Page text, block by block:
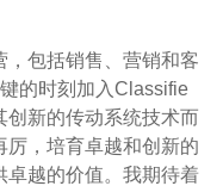
，包括销售、营销和客
的时刻加入Classifie
新的传动系统技术而
厉，培育卓越和创新的
卓越的价值。我期待着